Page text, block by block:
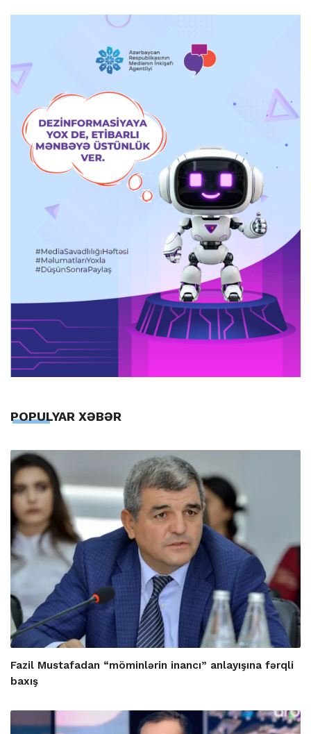
POPULYAR XƏBƏR
Fazil Mustafadan “möminlərin inancı” anlayışına fərqli
baxış